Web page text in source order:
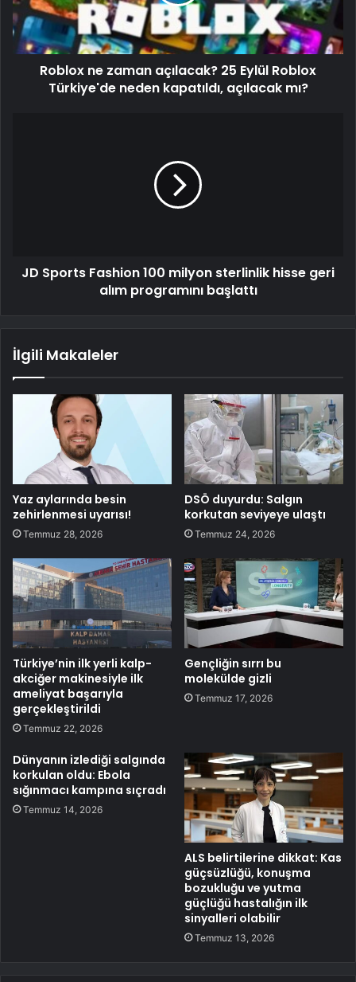
Roblox ne zaman açılacak? 25 Eylül Roblox
Türkiye'de neden kapatıldı, açılacak mı?
JD Sports Fashion 100 milyon sterlinlik hisse geri
alım programını başlattı
İlgili Makaleler
Yaz aylarında besin
zehirlenmesi uyarısı!
Temmuz 28, 2026
DSÖ duyurdu: Salgın
korkutan seviyeye ulaştı
Temmuz 24, 2026
Türkiye’nin ilk yerli kalp-
akciğer makinesiyle ilk
ameliyat başarıyla
gerçekleştirildi
Temmuz 22, 2026
Gençliğin sırrı bu
molekülde gizli
Temmuz 17, 2026
Dünyanın izlediği salgında
korkulan oldu: Ebola
sığınmacı kampına sıçradı
Temmuz 14, 2026
ALS belirtilerine dikkat: Kas
güçsüzlüğü, konuşma
bozukluğu ve yutma
güçlüğü hastalığın ilk
sinyalleri olabilir
Temmuz 13, 2026